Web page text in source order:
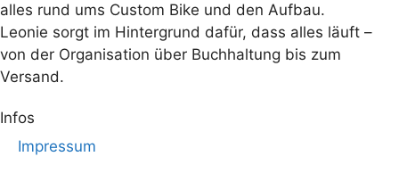
alles rund ums Custom Bike und den Aufbau.
Leonie sorgt im Hintergrund dafür, dass alles läuft –
von der Organisation über Buchhaltung bis zum
Versand.
Infos
Impressum